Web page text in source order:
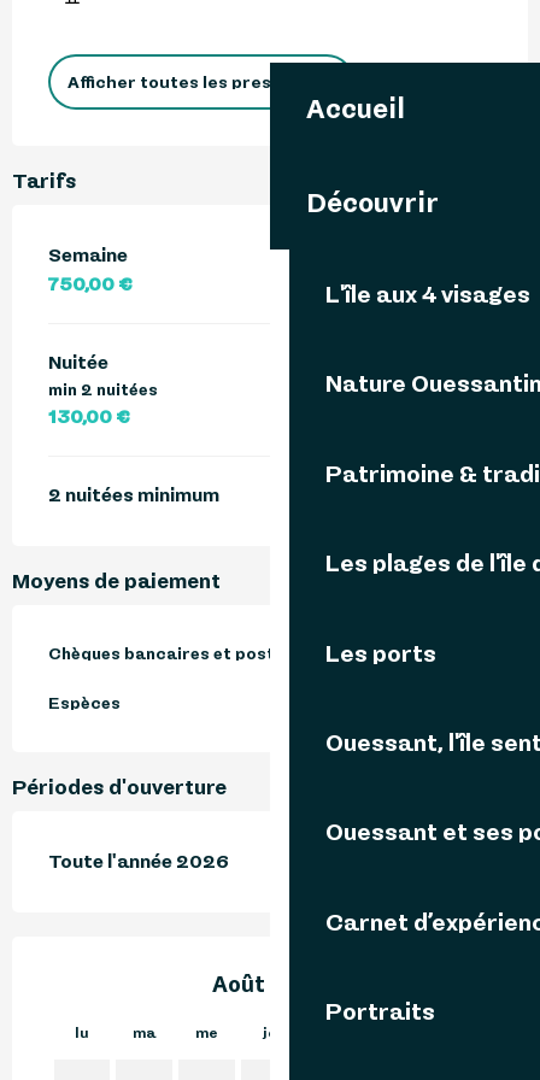
Accueil
Découvrir
L'île aux 4 visages
Nature
Patrimoine &
Les plages de l'île
Les ports
Ouessant, l'île
Ouessant et ses
Carnet
Portraits
Afficher toutes les prestations
Tarifs
Semaine
750,00 €
Nuitée
min 2 nuitées
130,00 €
2 nuitées minimum
Moyens de paiement
Chèques bancaires et postaux
Espèces
Périodes d'ouverture
Toute l'année 2026
Août 2026
lu ma me je